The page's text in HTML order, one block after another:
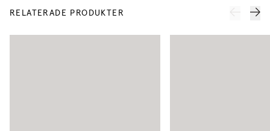
RELATERADE PRODUKTER